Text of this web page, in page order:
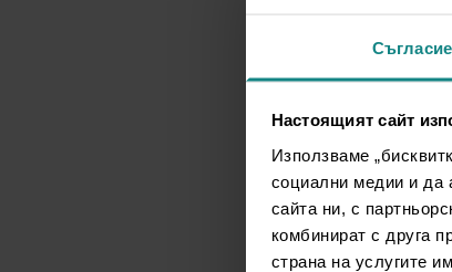
Съгласие
Настоящият сайт
Използваме
социални медии и да
сайта ни, с
комбинират с друга
страна на услугите